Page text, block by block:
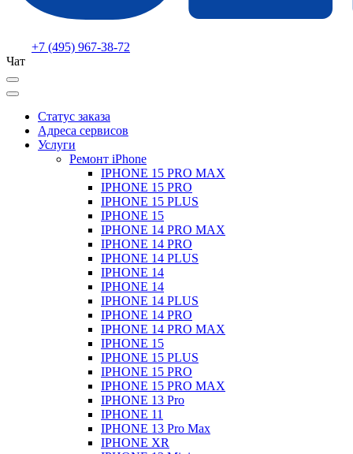
+7 (495) 967-38-72
Чат
Статус заказа
Адреса сервисов
Услуги
Ремонт iPhone
IPHONE 15 PRO MAX
IPHONE 15 PRO
IPHONE 15 PLUS
IPHONE 15
IPHONE 14 PRO MAX
IPHONE 14 PRO
IPHONE 14 PLUS
IPHONE 14
IPHONE 14
IPHONE 14 PLUS
IPHONE 14 PRO
IPHONE 14 PRO MAX
IPHONE 15
IPHONE 15 PLUS
IPHONE 15 PRO
IPHONE 15 PRO MAX
IPHONE 13 Pro
IPHONE 11
IPHONE 13 Pro Max
IPHONE XR